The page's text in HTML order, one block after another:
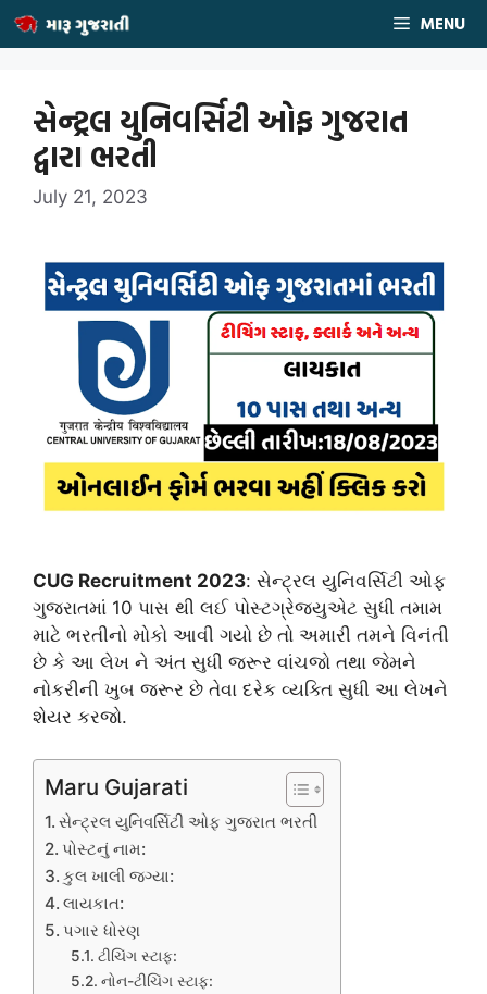
Skip
MENU
સેન્ટ્રલ યુનિવર્સિટી ઓફ ગુજરાત
દ્વારા ભરતી
July 21, 2023
CUG Recruitment 2023: સેન્ટ્રલ યુનિવર્સિટી ઓફ
ગુજરાતમાં 10 પાસ થી લઈ પોસ્ટગ્રેજ્યુએટ સુધી તમામ
માટે ભરતીનો મોકો આવી ગયો છે તો અમારી તમને વિનંતી
છે કે આ લેખ ને અંત સુધી જરૂર વાંચજો તથા જેમને
નોકરીની ખુબ જરૂર છે તેવા દરેક વ્યક્તિ સુધી આ લેખને
શેયર કરજો.
Maru Gujarati
સેન્ટ્રલ યુનિવર્સિટી ઓફ ગુજરાત ભરતી
પોસ્ટનું નામ:
કુલ ખાલી જગ્યા:
લાયકાત:
પગાર ધોરણ
ટીચિંગ સ્ટાફ:
નોન-ટીચિંગ સ્ટાફ: